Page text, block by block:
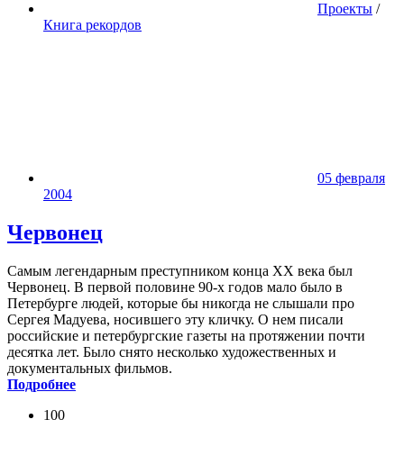
Проекты /
Книга рекордов
05 февраля
2004
Червонец
Самым легендарным преступником конца XX века был
Червонец. В первой половине 90-х годов мало было в
Петербурге людей, которые бы никогда не слышали про
Сергея Мадуева, носившего эту кличку. О нем писали
российские и петербургские газеты на протяжении почти
десятка лет. Было снято несколько художественных и
документальных фильмов.
Подробнее
100